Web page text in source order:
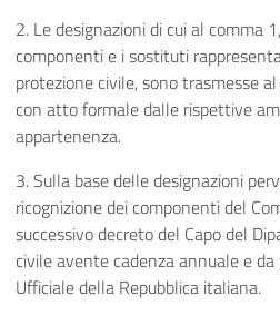
2. Le designazioni di cui al comma
componenti e i sostituti
protezione civile, sono trasmesse
con atto formale dalle rispettive
appartenenza.
3. Sulla base delle designazioni
ricognizione dei componenti del
successivo decreto del Capo del
civile avente cadenza annuale e
Ufficiale della Repubblica italiana.